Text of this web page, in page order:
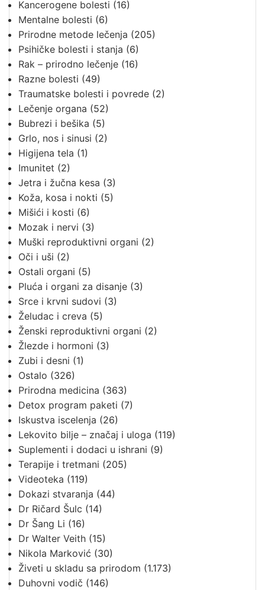
Kancerogene bolesti (16)
Mentalne bolesti (6)
Prirodne metode lečenja (205)
Psihičke bolesti i stanja (6)
Rak – prirodno lečenje (16)
Razne bolesti (49)
Traumatske bolesti i povrede (2)
Lečenje organa (52)
Bubrezi i bešika (5)
Grlo, nos i sinusi (2)
Higijena tela (1)
Imunitet (2)
Jetra i žučna kesa (3)
Koža, kosa i nokti (5)
Mišići i kosti (6)
Mozak i nervi (3)
Muški reproduktivni organi (2)
Oči i uši (2)
Ostali organi (5)
Pluća i organi za disanje (3)
Srce i krvni sudovi (3)
Želudac i creva (5)
Ženski reproduktivni organi (2)
Žlezde i hormoni (3)
Zubi i desni (1)
Ostalo (326)
Prirodna medicina (363)
Detox program paketi (7)
Iskustva iscelenja (26)
Lekovito bilje – značaj i uloga (119)
Suplementi i dodaci u ishrani (9)
Terapije i tretmani (205)
Videoteka (119)
Dokazi stvaranja (44)
Dr Ričard Šulc (14)
Dr Šang Li (16)
Dr Walter Veith (15)
Nikola Marković (30)
Živeti u skladu sa prirodom (1.173)
Duhovni vodič (146)